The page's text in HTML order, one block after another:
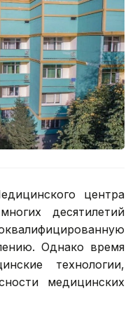
центра
десятилетий
Однако время
технологии,
медицинских